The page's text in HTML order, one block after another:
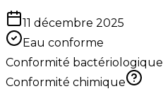
11 décembre 2025
Eau conforme
Conformité bactériologique
Conformité chimique